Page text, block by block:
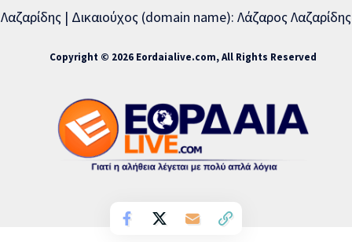
Λαζαρίδης | Δικαιούχος (domain name): Λάζαρος Λαζαρίδης
Copyright © 2026 Eordaialive.com, All Rights Reserved